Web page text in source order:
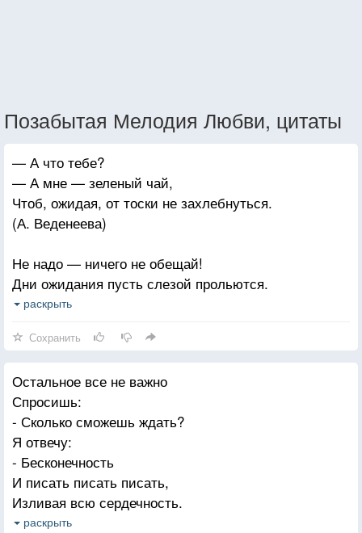
Позабытая Мелодия Любви, цитаты
— А что тебе?
— А мне — зеленый чай,
Чтоб, ожидая, от тоски не захлебнуться.
(А. Веденеева)
Не надо — ничего не обещай!
Дни ожидания пусть слезой прольются.
За окнами проснется скоро май,
Ты просто появляйся невзначай,
Дари ромашки полевые снова,
И об одном, прошу, не забывай:
«Любовь» и «ты» — два неразрывных слова!
раскрыть
Сохранить
Остальное все не важно
Спросишь:
- Сколько сможешь ждать?
Я отвечу:
- Бесконечность
И писать писать писать,
Изливая всю сердечность.
Сотую сменив тетрадь,
раскрыть